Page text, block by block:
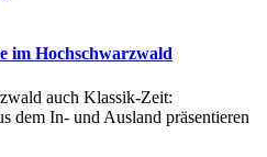
im Hochschwarzwald
auch Klassik-Zeit:
dem In- und Ausland präsentieren